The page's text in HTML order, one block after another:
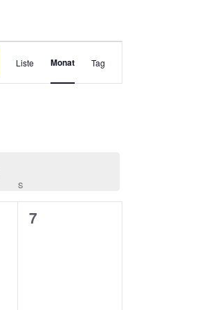
Veranstaltung
Ansichten-
Navigation
Liste Monat Tag
S
0
7